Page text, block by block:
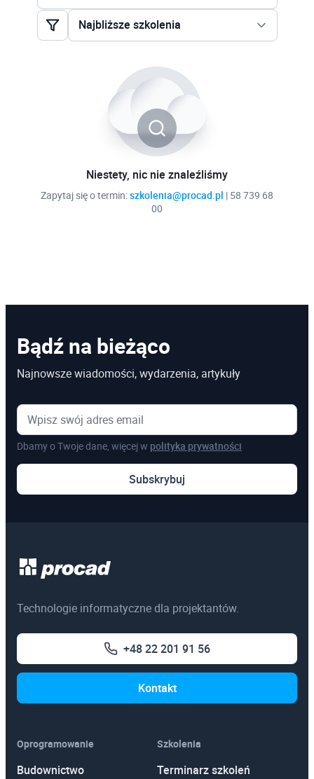
Najbliższe szkolenia
Niestety, nic nie znaleźliśmy
Zapytaj się o termin:szkolenia@procad.pl | 58 739 68
00
Bądź na bieżąco
Najnowsze wiadomości, wydarzenia, artykuły
Dbamy o Twoje dane, więcej w polityka prywatności
Subskrybuj
Technologie informatyczne dla projektantów.
+48 22 201 91 56
Kontakt
Oprogramowanie
Budownictwo
Szkolenia
Terminarz szkoleń
AutoCAD Architecture Stopień II
AutoCAD Civil 3D Stopień I
AutoCAD Electrical
AutoCAD Map 3D Stopień I
AutoCAD Map 3D Stopień II
AutoCAD Mechanical
AutoCAD P&ID
AutoCAD Stopień III
Autodesk 3DS MAX Stopień II
Autodesk Advance Steel Stopień I
Autodesk Advance Steel stopień II
Autodesk Construction Cloud
Autodesk Fusion CAM - toczenie
Autodesk Inventor CAM
Autodesk Inventor Nastran
Autodesk Inventor Stopień I
Autodesk Inventor Stopień II
Autodesk Navisworks
Autodesk Robot Structural Analysis
Najtańsze szkolenia